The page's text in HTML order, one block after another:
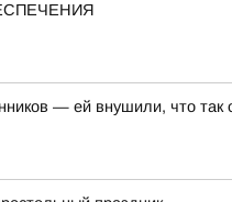
— ей внушили, что так